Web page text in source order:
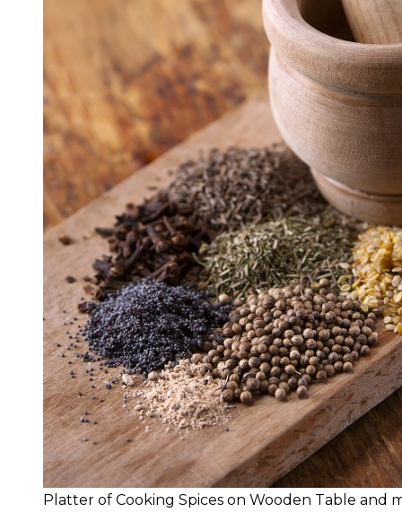
Platter of Cooking Spices on Wooden Table and